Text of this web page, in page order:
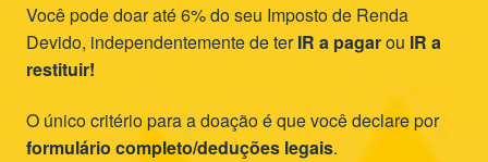
Você pode doar até 6% do seu Imposto de Renda
Devido, independentemente de terIR a pagarou IR a
restituir!
O único critério para a doação é que você declare por
formulário completo/deduções legais.